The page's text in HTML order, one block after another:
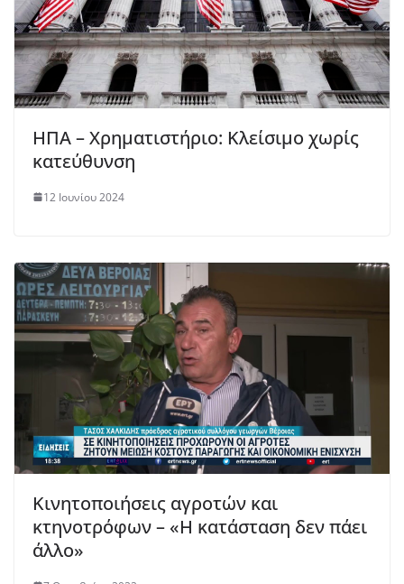
ΗΠΑ – Χρηματιστήριο: Κλείσιμο χωρίς
κατεύθυνση
12 Ιουνίου 2024
Κινητοποιήσεις αγροτών και
κτηνοτρόφων – «Η κατάσταση δεν πάει
άλλο»